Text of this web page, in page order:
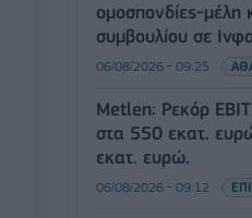
ομοσπονδίες-μέλη
συμβουλίου σε
06/08/2026 - 09:25
Metlen: Ρεκόρ
στα 550 εκατ.
εκατ. ευρώ.
06/08/2026 - 09:12